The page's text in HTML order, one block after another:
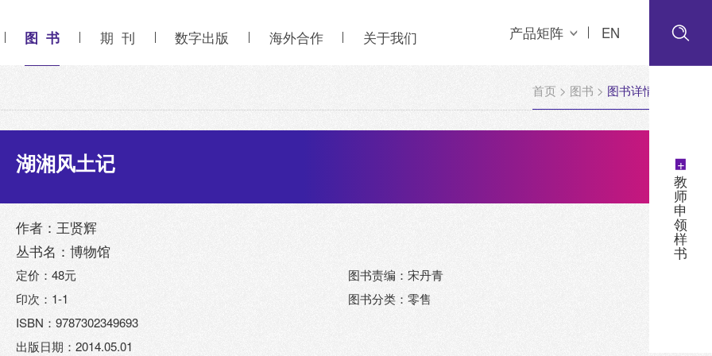
图 书 期 刊 数字出版 海外合作 关于我们 产品矩阵 EN
+
教
师
申
领
样
书
首页 > 图书 > 图书详情
湖湘风土记
作者：王贤辉
丛书名：博物馆
定价：48元
印次：1-1
ISBN：9787302349693
出版日期：2014.05.01
图书责编：宋丹青
图书分类：零售